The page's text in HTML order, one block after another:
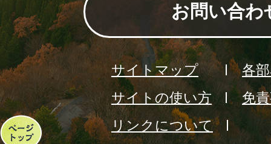
ペ
お問い合わ
サイトマップ
各
サイトの使い方
免
リンクについて